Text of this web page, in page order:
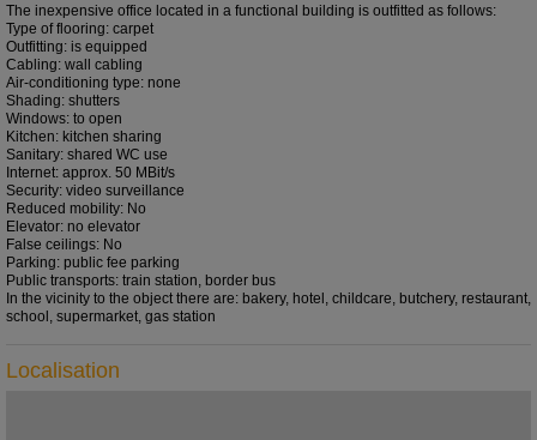
The inexpensive office located in a functional building is outfitted as follows:
Type of flooring: carpet
Outfitting: is equipped
Cabling: wall cabling
Air-conditioning type: none
Shading: shutters
Windows: to open
Kitchen: kitchen sharing
Sanitary: shared WC use
Internet: approx. 50 MBit/s
Security: video surveillance
Reduced mobility: No
Elevator: no elevator
False ceilings: No
Parking: public fee parking
Public transports: train station, border bus
In the vicinity to the object there are: bakery, hotel, childcare, butchery, restaurant,
school, supermarket, gas station
Localisation